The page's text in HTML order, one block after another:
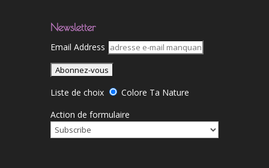
Newsletter
Email Address
Liste de choix
Colore Ta Nature
Action de formulaire